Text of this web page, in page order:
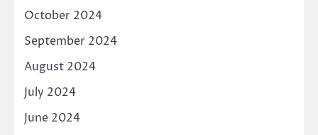
October 2024
September 2024
August 2024
July 2024
June 2024